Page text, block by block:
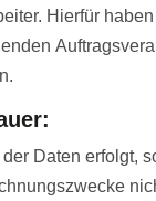
Hierfür
Daten erfolgt,